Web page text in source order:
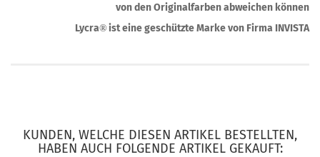
von den Originalfarben abweichen können
Lycra® ist eine geschützte Marke von Firma INVISTA
KUNDEN, WELCHE DIESEN ARTIKEL BESTELLTEN,
HABEN AUCH FOLGENDE ARTIKEL GEKAUFT: